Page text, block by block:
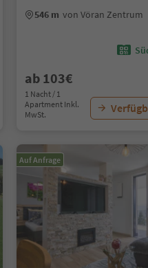
546 m von Vöran Zentrum
ab 103€
1 Nacht / 1
Apartment Inkl.
MwSt.
Auf Anfrage